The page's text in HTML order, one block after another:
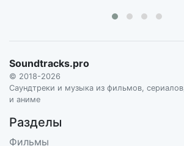
Soundtracks.pro
© 2018-2026
Саундтреки и музыка из фильмов,
и аниме
Разделы
Фильмы